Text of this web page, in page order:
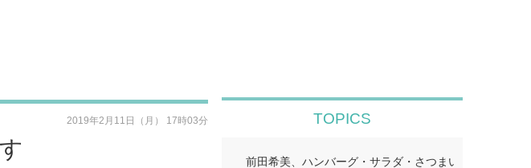
2019年2月11日（月） 17時03分 TOPICS
前田希美、ハンバーグ・サラダ・さつまいものカナッ